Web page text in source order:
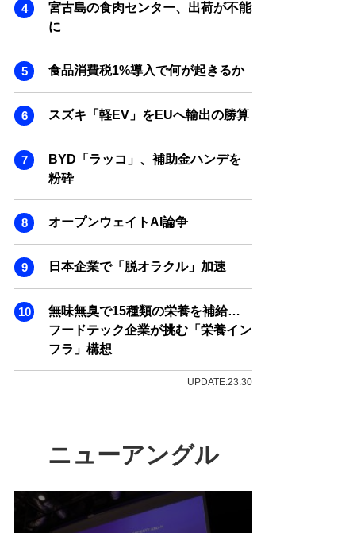
宮古島の食肉センター、出荷が不能
に
食品消費税1%導入で何が起きるか
スズキ「軽EV」をEUへ輸出の勝算
BYD「ラッコ」、補助金ハンデを
粉砕
オープンウェイトAI論争
日本企業で「脱オラクル」加速
無味無臭で15種類の栄養を補給…
フードテック企業が挑む「栄養イン
フラ」構想
UPDATE:23:30
ニューアングル
BPaaS JOURNAL